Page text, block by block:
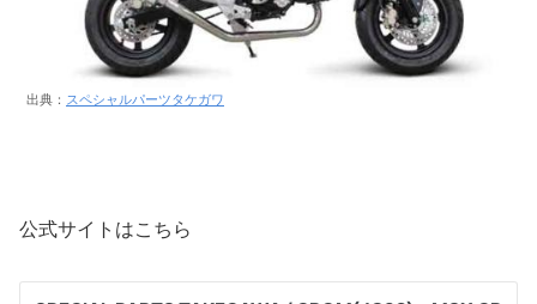
出典： スペシャルパーツタケガワ
公式サイトはこちら